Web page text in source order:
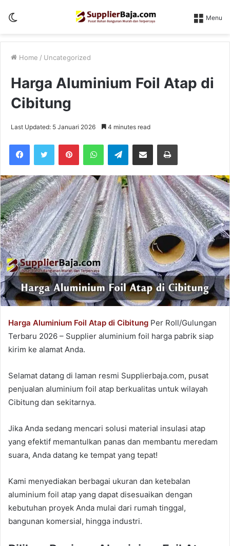
Menu
Home / Uncategorized
Harga Aluminium Foil Atap di
Cibitung
Last Updated: 5 Januari 2026 4 minutes read
PinterestWhatsAppTelegramShare via Email Print
Harga Aluminium Foil Atap di Cibitung Per Roll/Gulungan
Terbaru 2026 – Supplier aluminium foil harga pabrik siap
kirim ke alamat Anda.
Selamat datang di laman resmi Supplierbaja.com, pusat
penjualan aluminium foil atap berkualitas untuk wilayah
Cibitung dan sekitarnya.
Jika Anda sedang mencari solusi material insulasi atap
yang efektif memantulkan panas dan membantu meredam
suara, Anda datang ke tempat yang tepat!
Kami menyediakan berbagai ukuran dan ketebalan
aluminium foil atap yang dapat disesuaikan dengan
kebutuhan proyek Anda mulai dari rumah tinggal,
bangunan komersial, hingga industri.